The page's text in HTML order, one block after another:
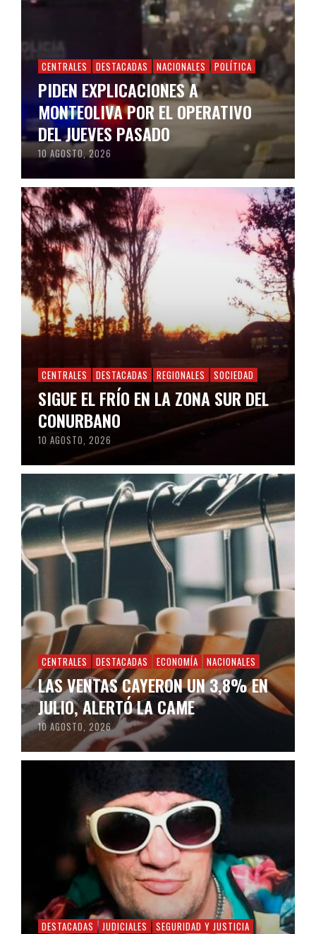
CENTRALES DESTACADAS NACIONALES POLÍTICA
PIDEN EXPLICACIONES A
MONTEOLIVA POR EL OPERATIVO
DEL JUEVES PASADO
10 AGOSTO, 2026
CENTRALES DESTACADAS REGIONALES SOCIEDAD
SIGUE EL FRÍO EN LA ZONA SUR DEL
CONURBANO
10 AGOSTO, 2026
CENTRALES DESTACADAS ECONOMÍA NACIONALES
LAS VENTAS CAYERON UN 3,8% EN
JULIO, ALERTÓ LA CAME
10 AGOSTO, 2026
DESTACADAS JUDICIALES SEGURIDAD Y JUSTICIA